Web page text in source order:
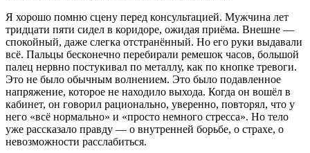
Я хорошо помню сцену перед консультацией. Мужчина лет
тридцати пяти сидел в коридоре, ожидая приёма. Внешне —
спокойный, даже слегка отстранённый. Но его руки выдавали
всё. Пальцы бесконечно перебирали ремешок часов, большой
палец нервно постукивал по металлу, как по кнопке тревоги.
Это не было обычным волнением. Это было подавленное
напряжение, которое не находило выхода. Когда он вошёл в
кабинет, он говорил рационально, уверенно, повторял, что у
него «всё нормально» и «просто немного стресса». Но тело
уже рассказало правду — о внутренней борьбе, о страхе, о
невозможности расслабиться.